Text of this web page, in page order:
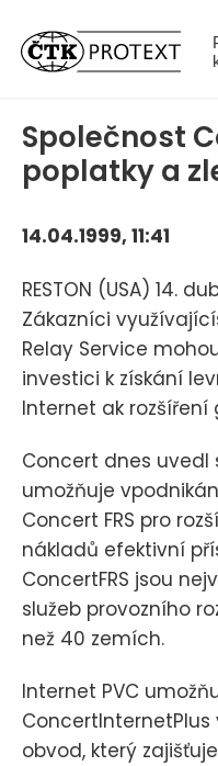
Společnost
poplatky a
14.04.1999, 11:41
RESTON (USA) 14.
Zákazníci
Relay Service
investici k získání
Internet ak
Concert dnes uvedl
umožňuje
Concert FRS pro
nákladů efektivní
ConcertFRS jsou
služeb provozního
než 40 zemích.
Internet PVC
obvod, který